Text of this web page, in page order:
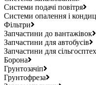
Системи подачі повітря
Системи опалення і
Фільтри
Запчастини до вантажівок
Запчастини для автобусів
Запчастини для
Борона
Грунтозачіп
Грунтофреза